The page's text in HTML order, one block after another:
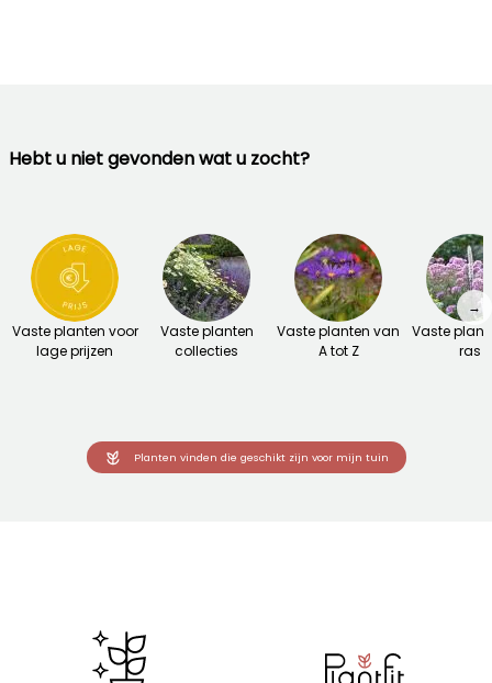
Hebt u niet gevonden wat u zocht?
Vaste planten voor
lage prijzen
Vaste planten
collecties
Vaste planten van
A tot Z
Vaste
ras
→
Planten vinden die geschikt zijn voor mijn tuin